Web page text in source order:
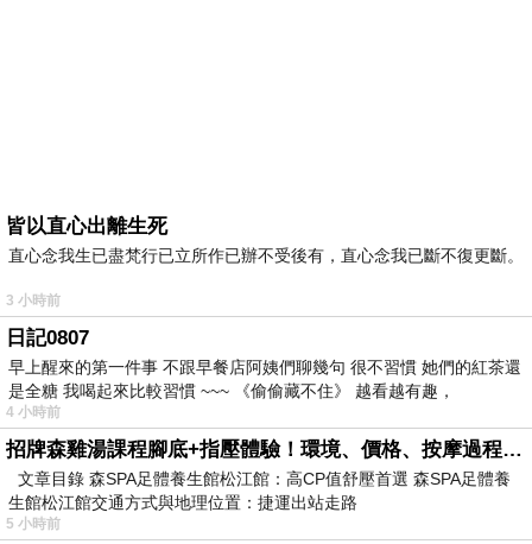
皆以直心出離生死
直心念我生已盡梵行已立所作已辦不受後有，直心念我已斷不復更斷。
3 小時前
日記0807
早上醒來的第一件事 不跟早餐店阿姨們聊幾句 很不習慣 她們的紅茶還
是全糖 我喝起來比較習慣 ~~~ 《偷偷藏不住》 越看越有趣，
4 小時前
招牌森雞湯課程腳底+指壓體驗！環境、價格、按摩過程全紀錄，森SPA足體養生館松江館最新價格表
文章目錄 森SPA足體養生館松江館：高CP值舒壓首選 森SPA足體養
生館松江館交通方式與地理位置：捷運出站走路
5 小時前